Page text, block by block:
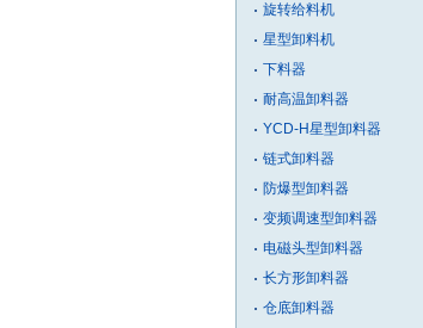
旋转给料机
星型卸料机
下料器
耐高温卸料器
YCD-H星型卸料器
链式卸料器
防爆型卸料器
变频调速型卸料器
电磁头型卸料器
长方形卸料器
仓底卸料器